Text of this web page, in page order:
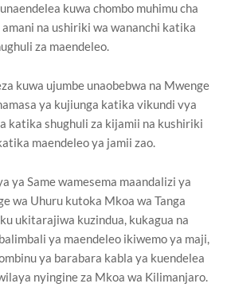
kuwa chombo muhimu cha
na ushiriki wa wananchi katika
za maendeleo.
kuwa ujumbe unaobebwa na Mwenge
ya kujiunga katika vikundi vya
katika shughuli za kijamii na kushiriki
maendeleo ya jamii zao.
ya Same wamesema maandalizi ya
wa Uhuru kutoka Mkoa wa Tanga
ukitarajiwa kuzindua, kukagua na
ya maendeleo ikiwemo ya maji,
ya barabara kabla ya kuendelea
nyingine za Mkoa wa Kilimanjaro.